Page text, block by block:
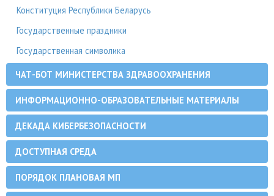
Конституция Республики Беларусь
Государственные праздники
Государственная символика
ЧАТ-БОТ МИНИСТЕРСТВА ЗДРАВООХРАНЕНИЯ
ИНФОРМАЦИОННО-ОБРАЗОВАТЕЛЬНЫЕ МАТЕРИАЛЫ
ДЕКАДА КИБЕРБЕЗОПАСНОСТИ
ДОСТУПНАЯ СРЕДА
ПОРЯДОК ПЛАНОВАЯ МП